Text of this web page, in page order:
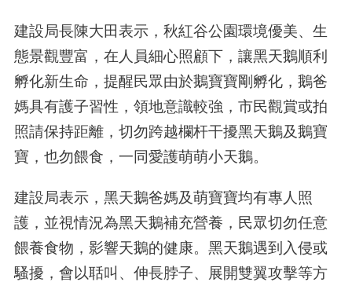
建設局長陳大田表示，秋紅谷公園環境優美、生
態景觀豐富，在人員細心照顧下，讓黑天鵝順利
孵化新生命，提醒民眾由於鵝寶寶剛孵化，鵝爸
媽具有護子習性，領地意識較強，市民觀賞或拍
照請保持距離，切勿跨越欄杆干擾黑天鵝及鵝寶
寶，也勿餵食，一同愛護萌萌小天鵝。
建設局表示，黑天鵝爸媽及萌寶寶均有專人照
護，並視情況為黑天鵝補充營養，民眾切勿任意
餵養食物，影響天鵝的健康。黑天鵝遇到入侵或
騷擾，會以聒叫、伸長脖子、展開雙翼攻擊等方